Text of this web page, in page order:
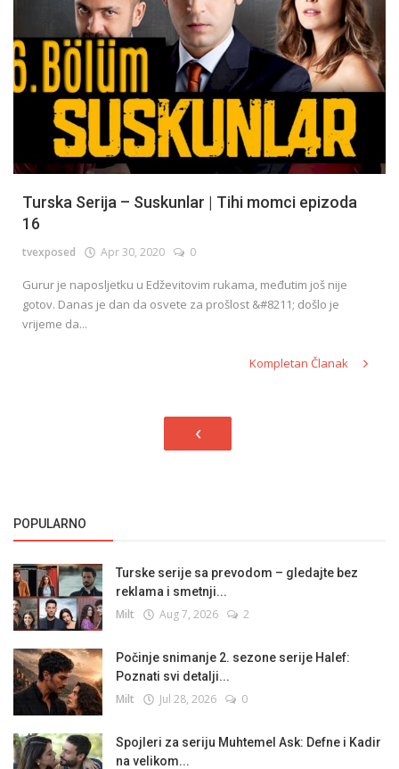
Turska Serija – Suskunlar | Tihi momci epizoda
16
tvexposed Apr 30, 2020 0
Gurur je naposljetku u Edževitovim rukama, međutim još nije
gotov. Danas je dan da osvete za prošlost &#8211; došlo je
vrijeme da...
Kompletan Članak
‹
POPULARNO
Turske serije sa prevodom – gledajte bez
reklama i smetnji...
Milt Aug 7, 2026 2
Počinje snimanje 2. sezone serije Halef:
Poznati svi detalji...
Milt Jul 28, 2026 0
Spojleri za seriju Muhtemel Ask: Defne i Kadir
na velikom...